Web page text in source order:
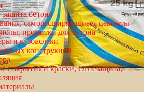
бетона
саморасширяющиеся цементы
пропитки для бетона
и кузбаслаки
конструкций
покрытия и краски, Огнезащита,